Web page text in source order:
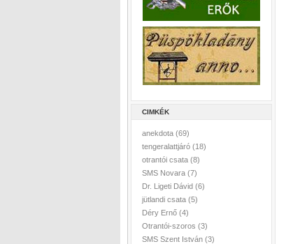
CIMKÉK
anekdota (69)
tengeralattjáró (18)
otrantói csata (8)
SMS Novara (7)
Dr. Ligeti Dávid (6)
jütlandi csata (5)
Déry Ernő (4)
Otrantói-szoros (3)
SMS Szent István (3)